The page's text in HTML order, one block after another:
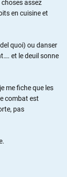
choses assez
en cuisine et
quoi) ou danser
et le deuil sonne
me fiche que les
combat est
pas